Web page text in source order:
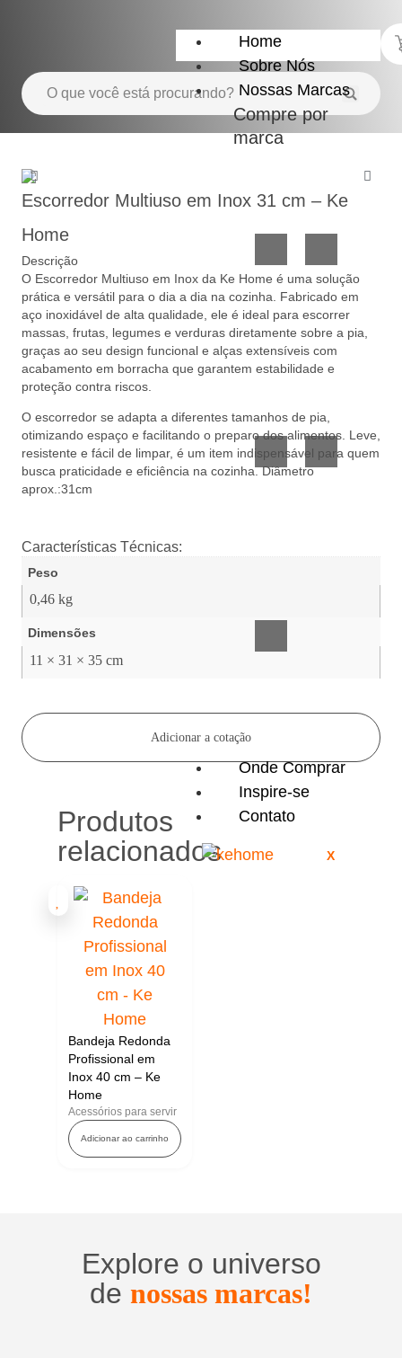
Home
Sobre Nós
Nossas Marcas
Compre por
marca
do
Vidro
Presente
Onde Comprar
Inspire-se
Contato
X
Escorredor Multiuso em Inox 31 cm – Ke
Home
Descrição
O Escorredor Multiuso em Inox da Ke Home é uma solução
prática e versátil para o dia a dia na cozinha. Fabricado em
aço inoxidável de alta qualidade, ele é ideal para escorrer
massas, frutas, legumes e verduras diretamente sobre a pia,
graças ao seu design funcional e alças extensíveis com
acabamento em borracha que garantem estabilidade e
proteção contra riscos.
O escorredor se adapta a diferentes tamanhos de pia,
otimizando espaço e facilitando o preparo dos alimentos. Leve,
resistente e fácil de limpar, é um item indispensável para quem
busca praticidade e eficiência na cozinha. Diâmetro
aprox.:31cm
Características Técnicas:
Peso
0,46 kg
Dimensões
11 × 31 × 35 cm
Adicionar a cotação
Produtos
relacionados
Bandeja Redonda
Profissional em
Inox 40 cm – Ke
Home
Acessórios para servir
Adicionar ao carrinho
Explore o universo
de nossas marcas!